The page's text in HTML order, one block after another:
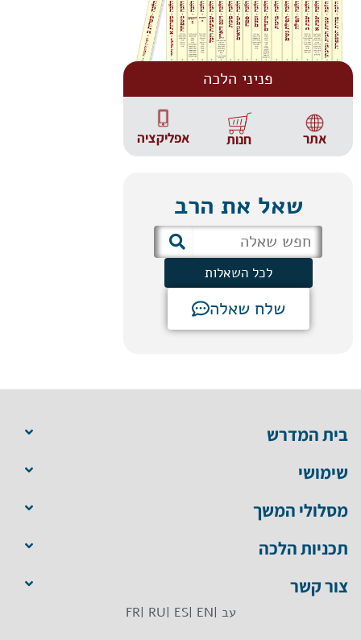
פניני הלכה
אתר חנות אפליקציה
שאל את הרב
לכל השאלות
שלח שאלה
בית המדרש
שימושי
מסלולי המשך
תכניות הלכה
צור קשר
עב |EN |
ES |
RU |
FR